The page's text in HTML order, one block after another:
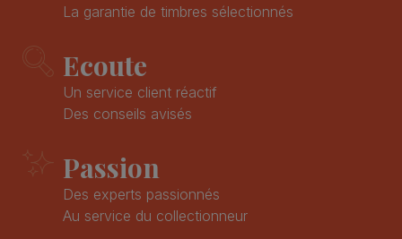
La garantie de timbres sélectionnés
Ecoute
Un service client réactif
Des conseils avisés
Passion
Des experts passionnés
Au service du collectionneur